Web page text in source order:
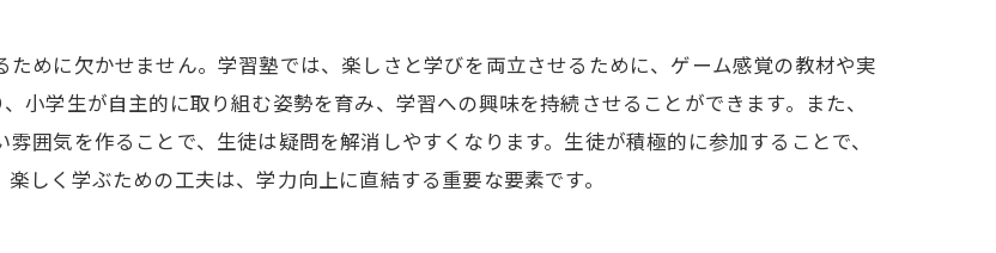
めに欠かせません。学習塾では、楽しさと学びを両立させるために、ゲーム感覚の教材や実
小学生が自主的に取り組む姿勢を育み、学習への興味を持続させることができます。また、
囲気を作ることで、生徒は疑問を解消しやすくなります。生徒が積極的に参加することで、
しく学ぶための工夫は、学力向上に直結する重要な要素です。